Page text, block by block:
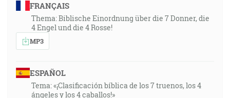
FRANÇAIS
Thema: Biblische Einordnung über die 7 Donner, die
4 Engel und die 4 Rosse!
MP3
ESPAÑOL
Tema: «¡Clasificación bíblica de los 7 truenos, los 4
ángeles y los 4 caballos!»